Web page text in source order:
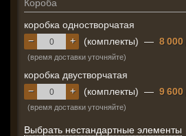
Короба
коробка одностворчатая
+
− (комплекты) — 8 000
(время доставки уточняйте)
коробка двустворчатая
+
− (комплекты) — 9 600
(время доставки уточняйте)
Выбрать нестандартные элементы